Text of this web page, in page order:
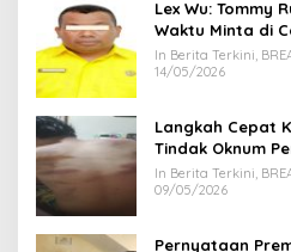
Lex Wu: Tommy
Waktu Minta di
Kuning, Waktu
Kuning.
In Berita Terkini,
14/05/2026
Langkah Cepat
Tindak Oknum
Kekerasan
In Berita Terkini,
09/05/2026
Pernyataan